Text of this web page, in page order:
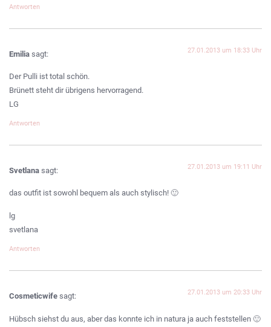
Antworten
Emilia sagt: 27.01.2013 um 18:33 Uhr
Der Pulli ist total schön.
Brünett steht dir übrigens hervorragend.
LG
Antworten
Svetlana sagt: 27.01.2013 um 19:11 Uhr
das outfit ist sowohl bequem als auch stylisch! 🙂
lg
svetlana
Antworten
Cosmeticwife sagt: 27.01.2013 um 20:33 Uhr
Hübsch siehst du aus, aber das konnte ich in natura ja auch feststellen 🙂